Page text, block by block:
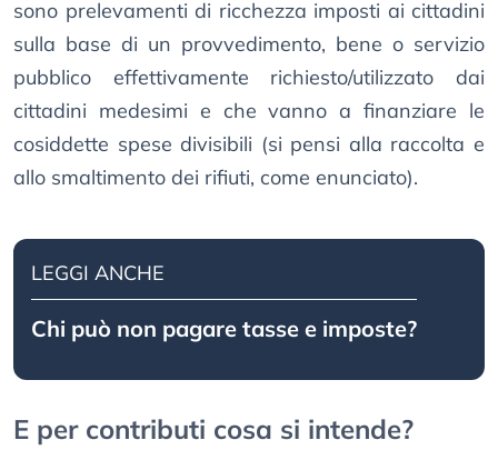
sono prelevamenti di ricchezza imposti ai cittadini
sulla base di un provvedimento, bene o servizio
pubblico effettivamente richiesto/utilizzato dai
cittadini medesimi e che vanno a finanziare le
cosiddette spese divisibili (si pensi alla raccolta e
allo smaltimento dei rifiuti, come enunciato).
LEGGI ANCHE
Chi può non pagare tasse e imposte?
E per contributi cosa si intende?